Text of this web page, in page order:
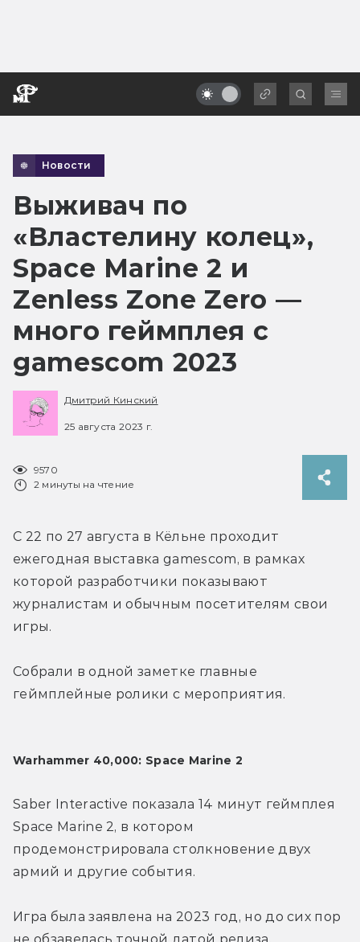
Новости
Выживач по
«Властелину колец»,
Space Marine 2 и
Zenless Zone Zero —
много геймплея с
gamescom 2023
Дмитрий Кинский
25 августа 2023 г.
9570
2 минуты на чтение
C 22 по 27 августа в Кёльне проходит
ежегодная выставка gamescom, в рамках
которой разработчики показывают
журналистам и обычным посетителям свои
игры.
Собрали в одной заметке главные
геймплейные ролики с мероприятия.
Warhammer 40,000: Space Marine 2
Saber Interactive показала 14 минут геймплея
Space Marine 2, в котором
продемонстрировала столкновение двух
армий и другие события.
Игра была заявлена на 2023 год, но до сих пор
не обзавелась точной датой релиза.